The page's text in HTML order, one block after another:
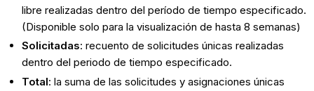
libre realizadas dentro del período de tiempo especificado.
(Disponible solo para la visualización de hasta 8 semanas)
Solicitadas: recuento de solicitudes únicas realizadas
dentro del periodo de tiempo especificado.
Total: la suma de las solicitudes y asignaciones únicas